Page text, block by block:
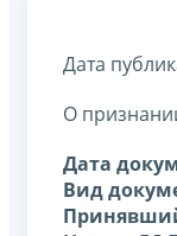
Дата
О
Дата
Вид